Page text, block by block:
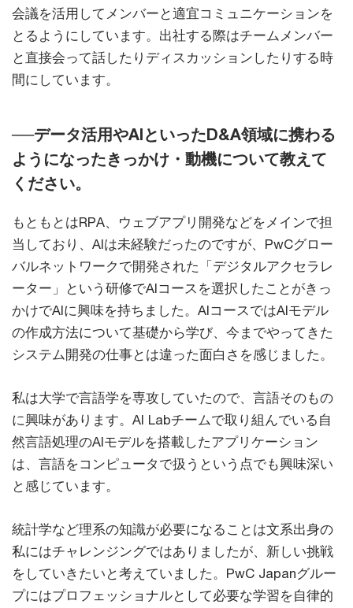
会議を活用してメンバーと適宜コミュニケーションを
とるようにしています。出社する際はチームメンバー
と直接会って話したりディスカッションしたりする時
間にしています。
──データ活用やAIといったD&A領域に携わる
ようになったきっかけ・動機について教えて
ください。
もともとはRPA、ウェブアプリ開発などをメインで担
当しており、AIは未経験だったのですが、PwCグロー
バルネットワークで開発された「デジタルアクセラレ
ーター」という研修でAIコースを選択したことがきっ
かけでAIに興味を持ちました。AIコースではAIモデル
の作成方法について基礎から学び、今までやってきた
システム開発の仕事とは違った面白さを感じました。
私は大学で言語学を専攻していたので、言語そのもの
に興味があります。AI Labチームで取り組んでいる自
然言語処理のAIモデルを搭載したアプリケーション
は、言語をコンピュータで扱うという点でも興味深い
と感じています。
統計学など理系の知識が必要になることは文系出身の
私にはチャレンジングではありましたが、新しい挑戦
をしていきたいと考えていました。PwC Japanグルー
プにはプロフェッショナルとして必要な学習を自律的